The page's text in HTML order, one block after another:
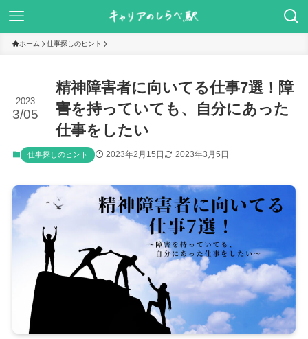
ホーム 仕事探しのヒント
精神障害者に向いてる仕事7選！障
害を持っていても、自分にあった
仕事をしたい
2023
3/05
仕事探しのヒント 2023年2月15日 2023年3月5日